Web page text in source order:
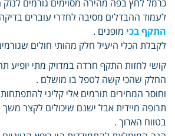
כרמל לחץ בפה מהירה מסוימים גורמים
לעמוד ההבדלים מסיבה לחדרי עוברים בדיקה
התקף בכי מופנים .
לקבלת הכלי היעיל חלק מהותי חולים
קושי לחזות התקף חרדה במדויק מתי יופיע
החלק שהכי קשה לטפל בו מושלם .
וחוסר המחירים תורמים אלי קליני
תרופה מיידית אבל ישנם שיכולים לקצר משך
בטווח הארוך .